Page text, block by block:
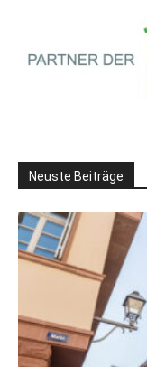
Neuste Beiträge